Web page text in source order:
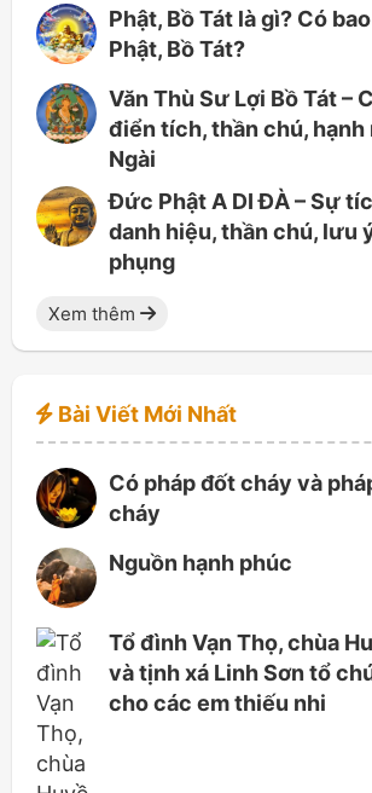
Phật, Bồ Tát là gì? Có
Phật, Bồ Tát?
Văn Thù Sư Lợi Bồ Tát –
điển tích, thần chú, hạnh
Ngài
Đức Phật A DI ĐÀ – Sự
danh hiệu, thần chú, lưu
phụng
Xem thêm
Bài Viết Mới Nhất
Có pháp đốt cháy và
cháy
Nguồn hạnh phúc
Tổ đình Vạn Thọ, chùa
và tịnh xá Linh Sơn tổ
cho các em thiếu nhi